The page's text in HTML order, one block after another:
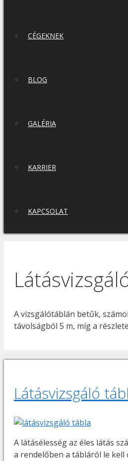
CÉGEKNEK
BLOG
GALÉRIA
KARRIER
KAPCSOLAT
A vizsgálótáblán betűk,
távolságból 5 m, míg a
Látásvizsgáló
A látásélesség az éles látás
a rendelőben a tábláról le kell